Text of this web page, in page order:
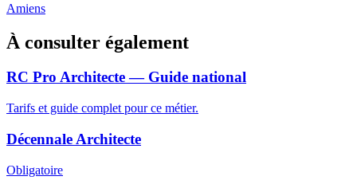
Amiens
À consulter également
RC Pro Architecte — Guide national
Tarifs et guide complet pour ce métier.
Décennale Architecte
Obligatoire